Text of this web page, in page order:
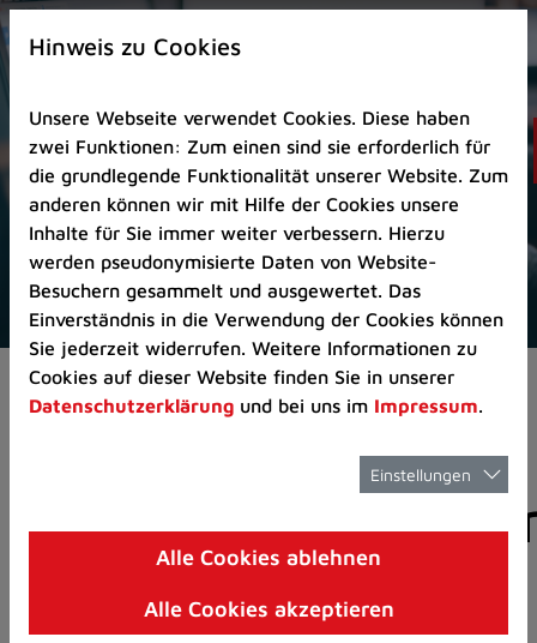
Zur
Startseite
Zum
Seitenanfang
springen
(Schnelltaste
A)
Zur
Navigation/Menü
springen
(Schnelltaste
M)
Zur
8)
Aktuelles Pressemitteilungen
der Stadt
Hinweis zu Cookies
Unsere Webseite verwendet Cookies. Diese haben
zwei Funktionen: Zum einen sind sie erforderlich für
die grundlegende Funktionalität unserer Website. Zum
anderen können wir mit Hilfe der Cookies unsere
Inhalte für Sie immer weiter verbessern. Hierzu
werden pseudonymisierte Daten von Website-
Besuchern gesammelt und ausgewertet. Das
Einverständnis in die Verwendung der Cookies können
Sie jederzeit widerrufen. Weitere Informationen zu
Cookies auf dieser Website finden Sie in unserer
Datenschutzerklärung und bei uns im Impressum.
Einstellungen
Alle Cookies ablehnen
Alle Cookies akzeptieren